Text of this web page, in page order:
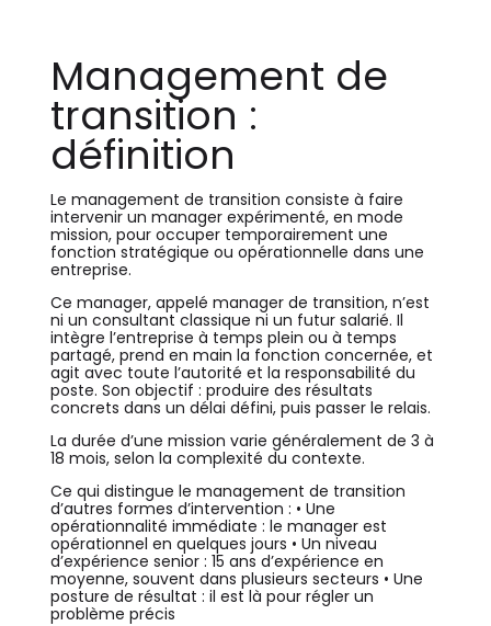
Management de
transition :
définition
Le management de transition consiste à faire
intervenir un manager expérimenté, en mode
mission, pour occuper temporairement une
fonction stratégique ou opérationnelle dans une
entreprise.
Ce manager, appelé manager de transition, n’est
ni un consultant classique ni un futur salarié. Il
intègre l’entreprise à temps plein ou à temps
partagé, prend en main la fonction concernée, et
agit avec toute l’autorité et la responsabilité du
poste. Son objectif : produire des résultats
concrets dans un délai défini, puis passer le relais.
La durée d’une mission varie généralement de 3 à
18 mois, selon la complexité du contexte.
Ce qui distingue le management de transition
d’autres formes d’intervention : • Une
opérationnalité immédiate : le manager est
opérationnel en quelques jours • Un niveau
d’expérience senior : 15 ans d’expérience en
moyenne, souvent dans plusieurs secteurs • Une
posture de résultat : il est là pour régler un
problème précis